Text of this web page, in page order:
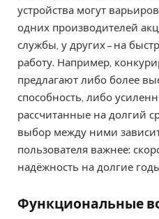
устройства могут
одних производителей
службы, у других – на
работу. Например,
предлагают либо более
способность, либо
рассчитанные на долгий
выбор между ними зависит
пользователя важнее:
надёжность на долгие
Функциональные